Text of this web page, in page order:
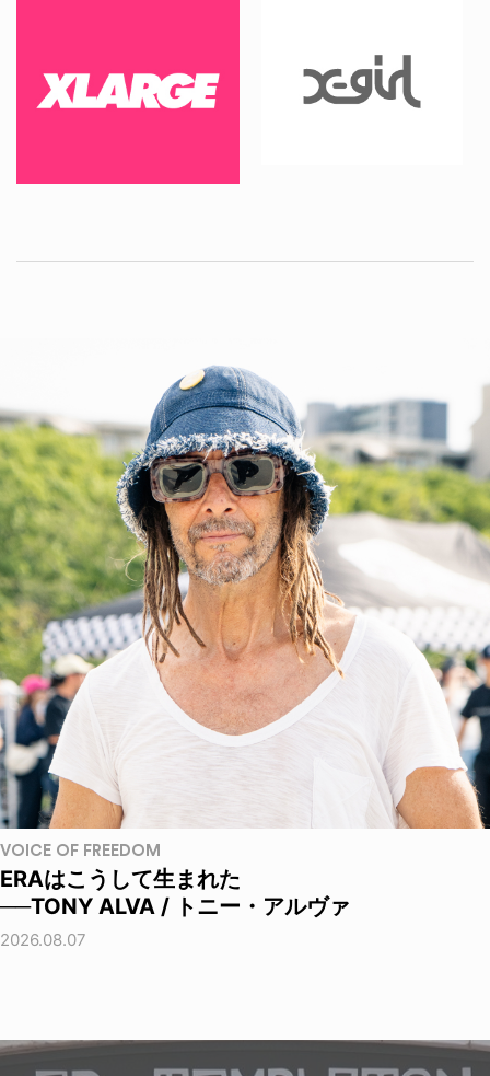
VOICE OF FREEDOM
ERAはこうして生まれた
──TONY ALVA / トニー・アルヴァ
2026.08.07